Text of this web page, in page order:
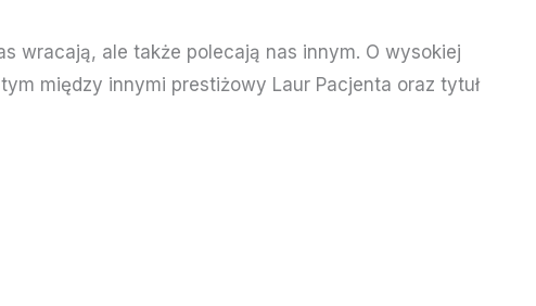
wracają, ale także polecają nas innym. O wysokiej
między innymi prestiżowy Laur Pacjenta oraz tytuł